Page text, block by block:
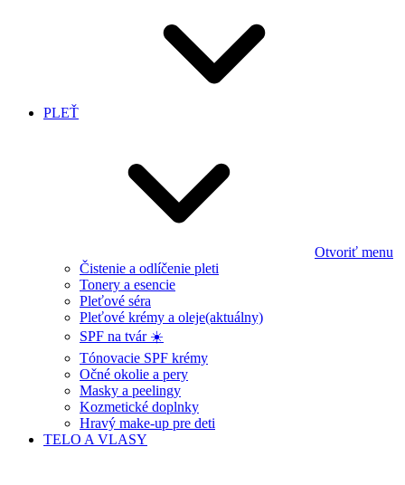
PLEŤ
Otvoriť menu
Čistenie a odlíčenie pleti
Tonery a esencie
Pleťové séra
Pleťové krémy a oleje(aktuálny)
SPF na tvár ☀️
Tónovacie SPF krémy
Očné okolie a pery
Masky a peelingy
Kozmetické doplnky
Hravý make-up pre deti
TELO A VLASY